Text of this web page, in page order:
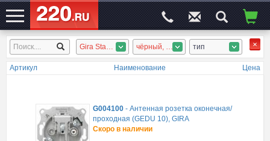
ЭЛЕКТРОСАЙТ№1 Gira Standart 55 чёрный, стекло тёмное тип
Артикул Наименование Цена
G004100- Антенная розетка оконечная/
проходная (GEDU 10), GIRA
Скоро в наличии